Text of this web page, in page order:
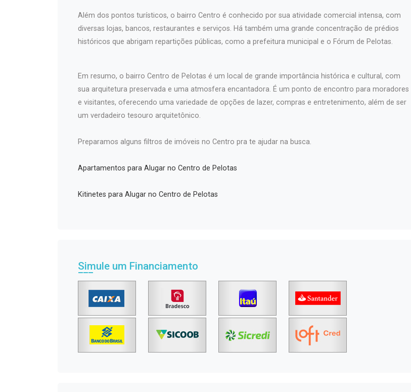
Além dos pontos turísticos, o bairro Centro é conhecido por sua atividade comercial intensa, com
diversas lojas, bancos, restaurantes e serviços. Há também uma grande concentração de prédios
históricos que abrigam repartições públicas, como a prefeitura municipal e o Fórum de Pelotas.
Em resumo, o bairro Centro de Pelotas é um local de grande importância histórica e cultural, com
sua arquitetura preservada e uma atmosfera encantadora. É um ponto de encontro para moradores
e visitantes, oferecendo uma variedade de opções de lazer, compras e entretenimento, além de ser
um verdadeiro tesouro arquitetônico.
Preparamos alguns filtros de imóveis no Centro pra te ajudar na busca.
Apartamentos para Alugar no Centro de Pelotas
Kitinetes para Alugar no Centro de Pelotas
Simule um Financiamento